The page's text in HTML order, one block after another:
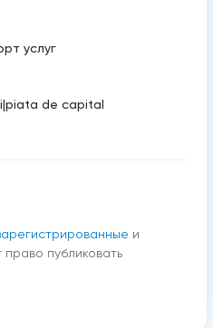
услуг
|piata de capital
и
публиковать